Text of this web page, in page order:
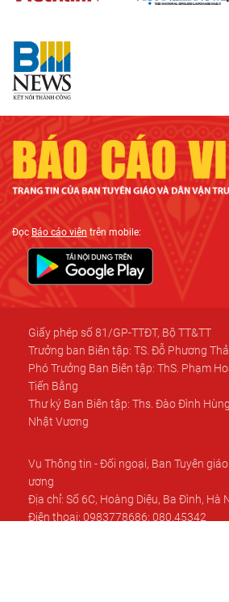
ĐọcBáo cáo viên trên mobile:
Giấy phép số 81/GP-TTĐT, Bộ TT&TT
Trưởng ban Biên tập: TS. Đỗ Phương
Phó Trưởng Ban Biên tập: ThS. Phạm
Tiến Bằng
Thư ký Ban Biên tập: Ths. Đào Đình
Nhật Vương
Vụ Thông tin - Đối ngoại, Ban Tuyên
ương
Địa chỉ: Số 6C, Hoàng Diệu, Ba Đình, Hà
Điện thoại: 0983778686; 080.45342